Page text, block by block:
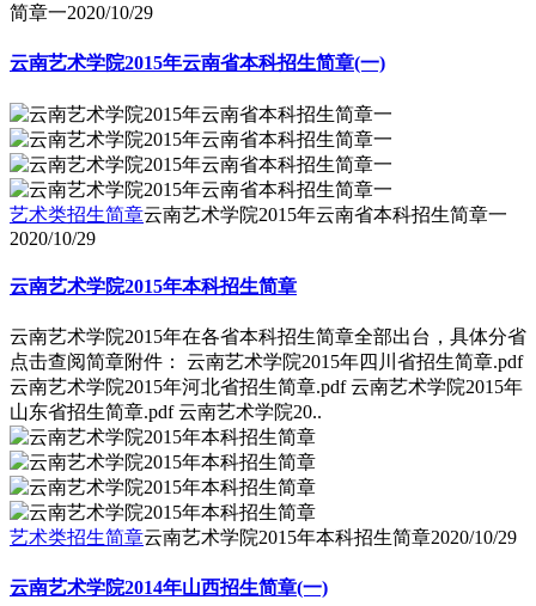
简章一2020/10/29
云南艺术学院2015年云南省本科招生简章(一)
艺术类招生简章云南艺术学院2015年云南省本科招生简章一
2020/10/29
云南艺术学院2015年本科招生简章
云南艺术学院2015年在各省本科招生简章全部出台，具体分省
点击查阅简章附件： 云南艺术学院2015年四川省招生简章.pdf
云南艺术学院2015年河北省招生简章.pdf 云南艺术学院2015年
山东省招生简章.pdf 云南艺术学院20..
艺术类招生简章云南艺术学院2015年本科招生简章2020/10/29
云南艺术学院2014年山西招生简章(一)